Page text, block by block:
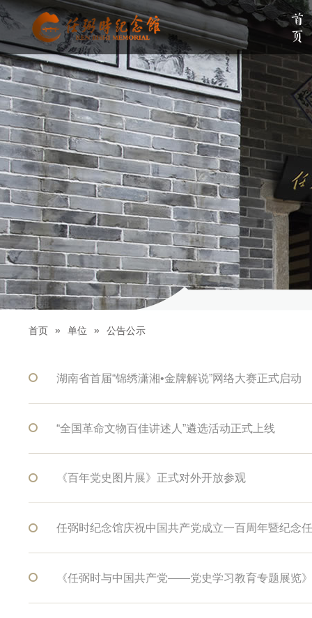
首页
单位简介 组织架构
首页 » 单位 » 公告公示
湖南省首届“锦绣潇湘•金牌解说”网络大赛正式启动
“全国革命文物百佳讲述人”遴选活动正式上线
《百年党史图片展》正式对外开放参观
任弼时纪念馆庆祝中国共产党成立一百周年暨纪念
《任弼时与中国共产党——党史学习教育专题展览